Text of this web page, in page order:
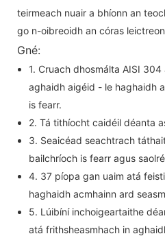
teirmeach nuair a bhíonn an
go n-oibreoidh an córas
Gné:
1. Cruach dhosmálta AISI
aghaidh aigéid - le haghaidh
is fearr.
2. Tá tithíocht caidéil déanta
3. Seaicéad seachtrach
bailchríoch is fearr agus
4. 37 píopa gan uaim atá
haghaidh acmhainn ard
5. Lúibíní inchoigeartaithe
atá frithsheasmhach in